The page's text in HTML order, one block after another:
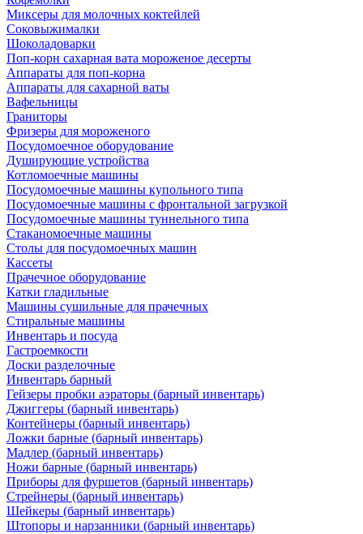
Миксеры для молочных коктейлей
Соковыжималки
Шоколадоварки
Поп-корн сахарная вата мороженое десерты
Аппараты для поп-корна
Аппараты для сахарной ваты
Вафельницы
Граниторы
Фризеры для мороженого
Посудомоечное оборудование
Душирующие устройства
Котломоечные машины
Посудомоечные машины купольного типа
Посудомоечные машины с фронтальной загрузкой
Посудомоечные машины туннельного типа
Стаканомоечные машины
Столы для посудомоечных машин
Кассеты
Прачечное оборудование
Катки гладильные
Машины сушильные для прачечных
Стиральные машины
Инвентарь и посуда
Гастроемкости
Доски разделочные
Инвентарь барный
Гейзеры пробки аэраторы (барный инвентарь)
Джиггеры (барный инвентарь)
Контейнеры (барный инвентарь)
Ложки барные (барный инвентарь)
Мадлер (барный инвентарь)
Ножи барные (барный инвентарь)
Приборы для фуршетов (барный инвентарь)
Стрейнеры (барный инвентарь)
Шейкеры (барный инвентарь)
Штопоры и нарзанники (барный инвентарь)